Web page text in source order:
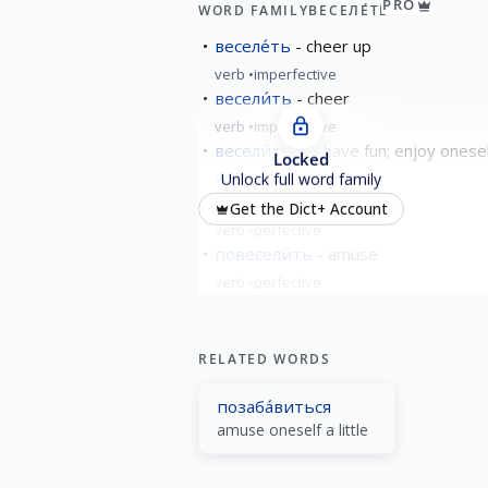
WORD FAMILYВЕСЕЛЕ́ТЬPRO
веселе́ть cheer up
verb imperfective
весели́ть cheer
verb imperfective
весели́ться have fun; enjoy
verb imperfective
повеселе́ть cheer up
verb perfective
повесели́ть
Locked
Unlock full word family
Get the Dict+ Account
RELATED WORDS
позаба́виться
amuse oneself a little